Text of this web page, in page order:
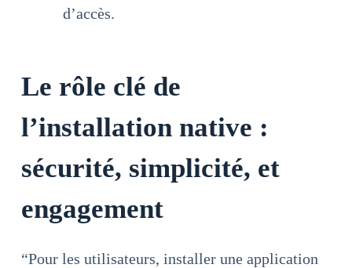
d’accès.
Le rôle clé de
l’installation native :
sécurité, simplicité, et
engagement
“Pour les utilisateurs, installer une application